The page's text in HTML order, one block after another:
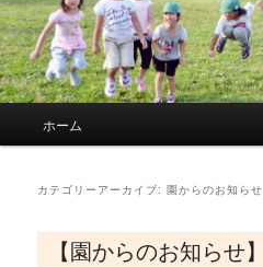
メインコンテンツへ移動
サブコンテンツへ移動
ホーム
カテゴリーアーカイブ:園からのお知らせ
【園からのお知らせ】